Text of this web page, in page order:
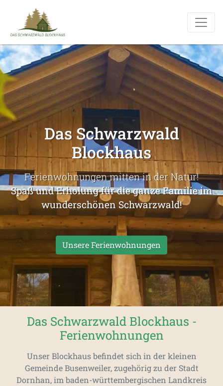
Das Schwarzwald
Blockhaus
Ferienwohnungen mitten in der Natur!
Spaß und Erholung für die ganze Familie im
wunderschönen Schwarzwald!
Unsere Ferienwohnungen
Das Schwarzwald Blockhaus -
Ferienwohnungen
Unser Blockhaus befindet sich in der kleinen
Gemeinde Busenweiler, zugehörig zu der Stadt
Dornhan, im baden-württembergischen Landkreis